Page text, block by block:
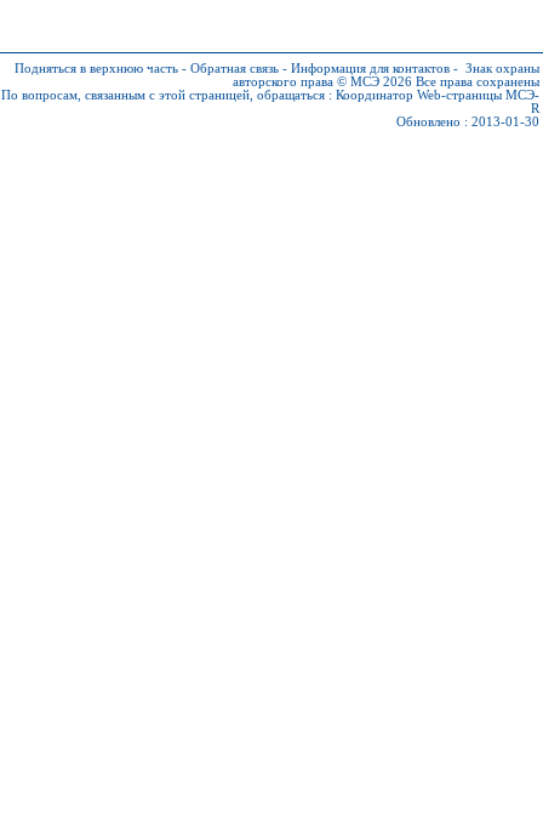
Подняться в верхнюю часть - Обратная связь - Информация для контактов - Знак охраны
авторского права © МСЭ 2026 Все права сохранены
По вопросам, связанным с этой страницей, обращаться : Координатор Web-страницы МСЭ-
R
Обновлено : 2013-01-30